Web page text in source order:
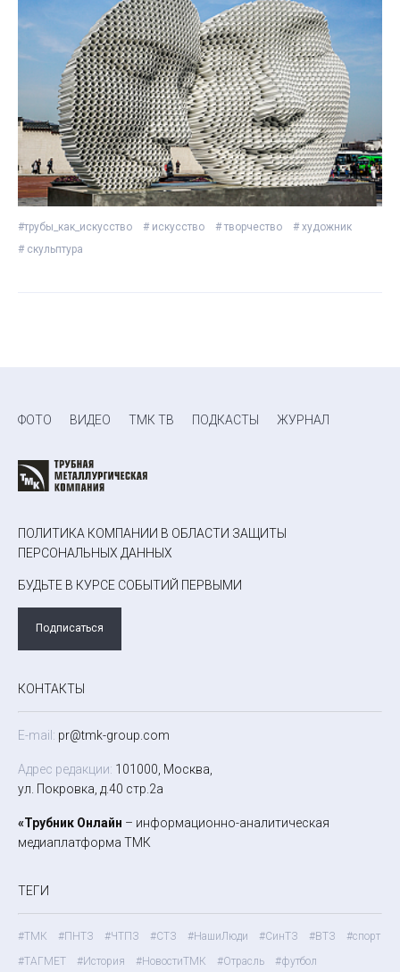
#трубы_как_искусство # искусство # творчество
# художник
# скульптура
ФОТО ВИДЕО ТМК ТВ ПОДКАСТЫ ЖУРНАЛ
ПОЛИТИКА КОМПАНИИ В ОБЛАСТИ ЗАЩИТЫ
ПЕРСОНАЛЬНЫХ ДАННЫХ
БУДЬТЕ В КУРСЕ СОБЫТИЙ ПЕРВЫМИ
Подписаться
КОНТАКТЫ
E-mail: pr@tmk-group.com
Адрес редакции: 101000, Москва,
ул. Покровка, д.40 стр.2а
«Трубник Онлайн – информационно-аналитическая
медиаплатформа ТМК
ТЕГИ
#ТМК #ПНТЗ #ЧТПЗ #СТЗ #НашиЛюди #СинТЗ #ВТЗ
#спорт
#ТАГМЕТ
#История #НовостиТМК #Отрасль #футбол